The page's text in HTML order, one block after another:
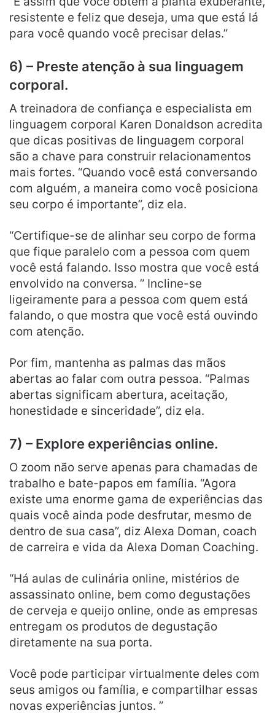
resistente e feliz que deseja, uma que está lá
para você quando você precisar delas.”
6) – Preste atenção à sua linguagem
corporal.
A treinadora de confiança e especialista em
linguagem corporal Karen Donaldson acredita
que dicas positivas de linguagem corporal
são a chave para construir relacionamentos
mais fortes. “Quando você está conversando
com alguém, a maneira como você posiciona
seu corpo é importante”, diz ela.
“Certifique-se de alinhar seu corpo de forma
que fique paralelo com a pessoa com quem
você está falando. Isso mostra que você está
envolvido na conversa. ” Incline-se
ligeiramente para a pessoa com quem está
falando, o que mostra que você está ouvindo
com atenção.
Por fim, mantenha as palmas das mãos
abertas ao falar com outra pessoa. “Palmas
abertas significam abertura, aceitação,
honestidade e sinceridade”, diz ela.
7) – Explore experiências online.
O zoom não serve apenas para chamadas de
trabalho e bate-papos em família. “Agora
existe uma enorme gama de experiências das
quais você ainda pode desfrutar, mesmo de
dentro de sua casa”, diz Alexa Doman, coach
de carreira e vida da Alexa Doman Coaching.
“Há aulas de culinária online, mistérios de
assassinato online, bem como degustações
de cerveja e queijo online, onde as empresas
entregam os produtos de degustação
diretamente na sua porta.
Você pode participar virtualmente deles com
seus amigos ou família, e compartilhar essas
novas experiências juntos. ”